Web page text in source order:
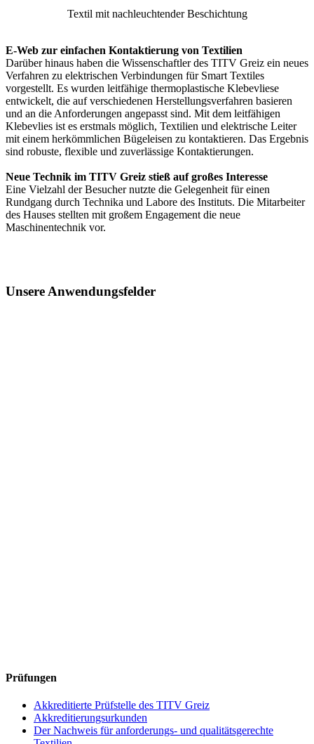
Textil mit nachleuchtender Beschichtung
E-Web zur einfachen Kontaktierung von Textilien
Darüber hinaus haben die Wissenschaftler des TITV Greiz ein neues
Verfahren zu elektrischen Verbindungen für Smart Textiles
vorgestellt. Es wurden leitfähige thermoplastische Klebevliese
entwickelt, die auf verschiedenen Herstellungsverfahren basieren
und an die Anforderungen angepasst sind. Mit dem leitfähigen
Klebevlies ist es erstmals möglich, Textilien und elektrische Leiter
mit einem herkömmlichen Bügeleisen zu kontaktieren. Das Ergebnis
sind robuste, flexible und zuverlässige Kontaktierungen.
Neue Technik im TITV Greiz stieß auf großes Interesse
Eine Vielzahl der Besucher nutzte die Gelegenheit für einen
Rundgang durch Technika und Labore des Instituts. Die Mitarbeiter
des Hauses stellten mit großem Engagement die neue
Maschinentechnik vor.
Unsere Anwendungsfelder
Prüfungen
Akkreditierte Prüfstelle des TITV Greiz
Akkreditierungsurkunden
Der Nachweis für anforderungs- und qualitätsgerechte